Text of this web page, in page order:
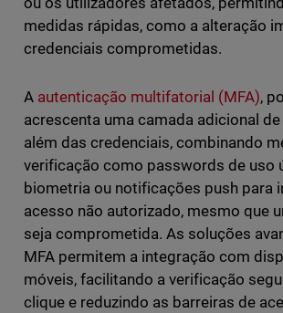
medidas rápidas, como a alteração
credenciais comprometidas.
Aautenticação multifatorial (MFA),
acrescenta uma camada adicional
além das credenciais, combinando
verificação como passwords de uso
biometria ou notificações push para
acesso não autorizado, mesmo que
seja comprometida. As soluções
MFA permitem a integração com
móveis, facilitando a verificação
clique e reduzindo as barreiras de